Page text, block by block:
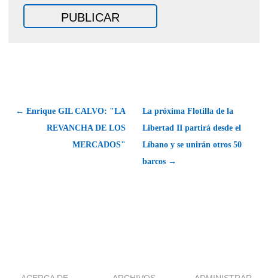
← Enrique GIL CALVO: "LA
REVANCHA DE LOS
MERCADOS"
La próxima Flotilla de la
Libertad II partirá desde el
Líbano y se unirán otros 50
barcos →